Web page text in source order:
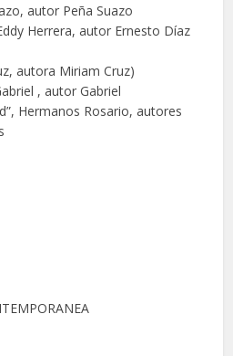
autor Peña Suazo
Herrera, autor Ernesto Díaz
autora Miriam Cruz)
, autor Gabriel
Hermanos Rosario, autores